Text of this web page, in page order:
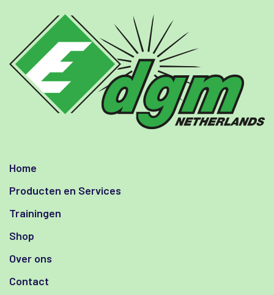
Home
Producten en Services
Trainingen
Shop
Over ons
Contact